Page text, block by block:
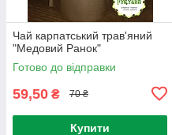
Чай карпатський трав'яний
"Медовий Ранок"
Готово до відправки
59,50 ₴ 70 ₴
Купити